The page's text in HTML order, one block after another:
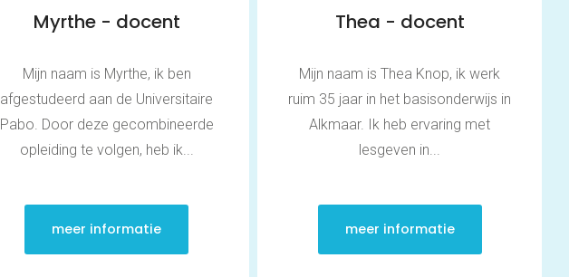
Leren leren | Studievaardigheden, planning &
Concentratie verbeteren met neurofeedback
| ADHD & ADD
Overprikkeling verminderen met
neurofeedback | HSP
Brugklas kickstart | voorbereiding voor de
Slimmer leren met AI (VO) | masterclass
Rekenen
Myrthe - docent
Mijn naam is Myrthe, ik ben
afgestudeerd aan de Universitaire
Pabo. Door deze gecombineerde
opleiding te volgen, heb ik...
meer informatie
Thea - docent
Mijn naam is Thea Knop, ik werk
ruim 35 jaar in het basisonderwijs in
Alkmaar. Ik heb ervaring met
lesgeven in...
meer informatie